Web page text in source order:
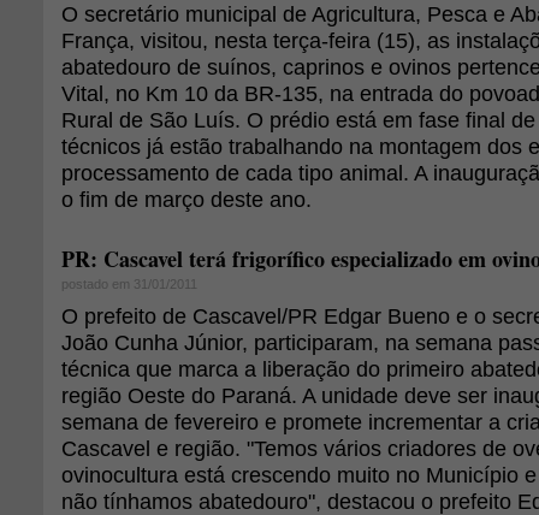
O secretário municipal de Agricultura, Pesca e
França, visitou, nesta terça-feira (15), as
abatedouro de suínos, caprinos e ovinos
Vital, no Km 10 da BR-135, na entrada do
Rural de São Luís. O prédio está em fase final
técnicos já estão trabalhando na montagem dos
processamento de cada tipo animal. A
o fim de março deste ano.
PR: Cascavel terá frigorífico especializado em
postado em 31/01/2011
O prefeito de Cascavel/PR Edgar Bueno e o
João Cunha Júnior, participaram, na semana
técnica que marca a liberação do primeiro
região Oeste do Paraná. A unidade deve ser
semana de fevereiro e promete incrementar a
Cascavel e região. "Temos vários criadores de
ovinocultura está crescendo muito no Município
não tínhamos abatedouro", destacou o prefeito